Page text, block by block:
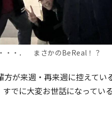
・・． まさかのBeReal！？
が来週・再来週に控えてい
でに大変お世話になってい